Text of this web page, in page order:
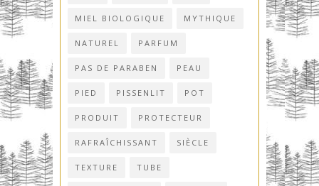
MIEL BIOLOGIQUE MYTHIQUE
NATUREL PARFUM
PAS DE PARABEN PEAU
PIED PISSENLIT POT
PRODUIT PROTECTEUR
RAFRAÎCHISSANT SIÈCLE
TEXTURE TUBE